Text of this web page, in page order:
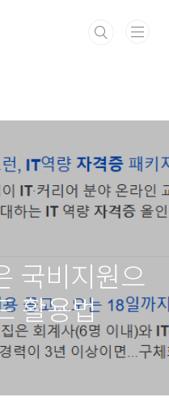
국비지원으
활용법